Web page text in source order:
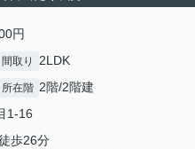
円
間取り 2LDK
所在階 2階/2階建
1-16
歩26分